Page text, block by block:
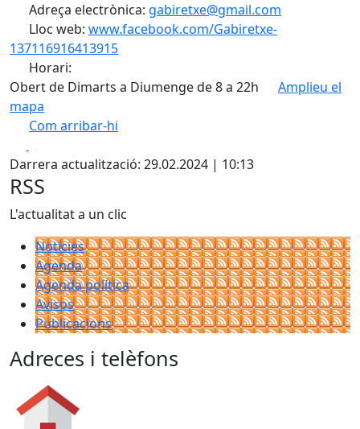
Adreça electrònica: gabiretxe@gmail.com
Lloc web: www.facebook.com/Gabiretxe-
137116916413915
Horari:
Obert de Dimarts a Diumenge de 8 a 22h
Amplieu el
mapa
Com arribar-hi
+
−
Darrera actualització: 29.02.2024 | 10:13
RSS
L'actualitat a un clic
Notícies
Agenda
Agenda política
Avisos
Publicacions
Adreces i telèfons